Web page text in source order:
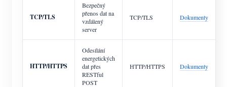
TCP/TLS
Bezpečný
přenos dat na
vzdálený
server
TCP/TLS Dokumenty
HTTP/HTTPS
Odesílání
energetických
dat přes
RESTful
POST
HTTP/HTTPS Dokumenty